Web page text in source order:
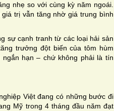
nhẹ so với cùng kỳ năm ngoái.
trị vẫn tăng nhờ giá trung bình
sự cạnh tranh từ các loại hải sản
trưởng đột biến của tôm hùm
hạn – chứ không phải là tín
Việt đang có những bước đi
Mỹ trong 4 tháng đầu năm đạt